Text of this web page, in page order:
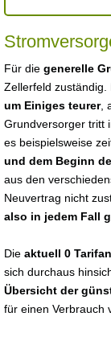
Für die generelle
Zellerfeld
um Einiges teurer,
Grundversorger tritt
es beispielsweise
und dem Beginn
aus den
Neuvertrag nicht
also in jedem Fall
Die aktuell 0
sich durchaus
Übersicht der
für einen Verbrauch